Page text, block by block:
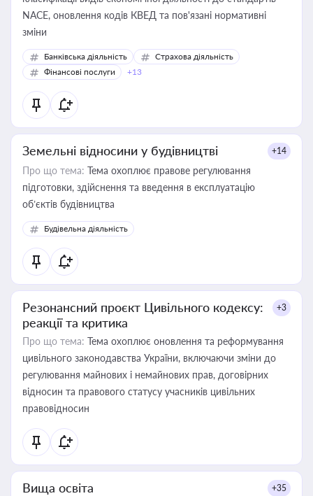
NACE, оновлення кодів КВЕД та пов'язані нормативні
зміни
Банківська діяльність
Страхова діяльність
Фінансові послуги
+13
Земельні відносини у будівництві +14
Про що тема: Тема охоплює правове регулювання
підготовки, здійснення та введення в експлуатацію
об’єктів будівництва
Будівельна діяльність
Резонансний проєкт Цивільного кодексу:
реакції та критика
+3
Про що тема: Тема охоплює оновлення та реформування
цивільного законодавства України, включаючи зміни до
регулювання майнових і немайнових прав, договірних
відносин та правового статусу учасників цивільних
правовідносин
Вища освіта +35